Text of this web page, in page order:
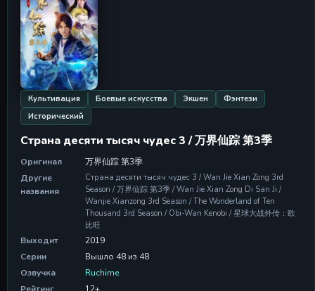
Серия 11
Серия 11
09 May 2026
Серия 12
Серия 12
09 May 2026
Серия 13
Серия 13
Серия 14
Серия 14
09 May 2026
Серия 15
Серия 15
09 May 2026
Серия 16
Культивация Боевые искусства Экшен
Фэнтези
Исторический
Страна десяти тысяч чудес 3 / 万界仙踪 第3季
Оригинал
万界仙踪 第3季
Другие
названия
Страна десяти тысяч чудес 3 / Wan Jie Xian Zong 3rd
Season / 万界仙踪 第3季 / Wan Jie Xian Zong Di San Ji /
Wanjie Xianzong 3rd Season / The Wonderland of Ten
Thousand 3rd Season / Obi-Wan Kenobi / 星球大战外传：欧
比旺
Выходит
2019
Серии
Вышло 48 из 48
Озвучка
Ruchime